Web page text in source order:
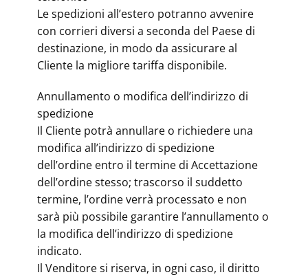
Le spedizioni all’estero potranno avvenire
con corrieri diversi a seconda del Paese di
destinazione, in modo da assicurare al
Cliente la migliore tariffa disponibile.
Annullamento o modifica dell’indirizzo di
spedizione
Il Cliente potrà annullare o richiedere una
modifica all’indirizzo di spedizione
dell’ordine entro il termine di Accettazione
dell’ordine stesso; trascorso il suddetto
termine, l’ordine verrà processato e non
sarà più possibile garantire l’annullamento o
la modifica dell’indirizzo di spedizione
indicato.
Il Venditore si riserva, in ogni caso, il diritto